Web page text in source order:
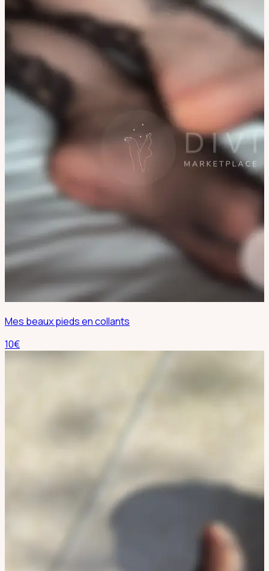
Mes beaux pieds en collants
10€